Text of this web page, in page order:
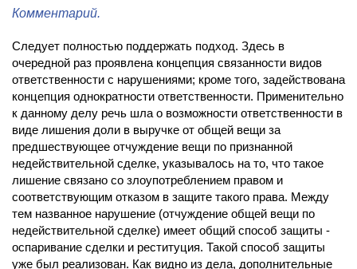
Комментарий.
Следует полностью поддержать подход. Здесь в
очередной раз проявлена концепция связанности видов
ответственности с нарушениями; кроме того, задействована
концепция однократности ответственности. Применительно
к данному делу речь шла о возможности ответственности в
виде лишения доли в выручке от общей вещи за
предшествующее отчуждение вещи по признанной
недействительной сделке, указывалось на то, что такое
лишение связано со злоупотреблением правом и
соответствующим отказом в защите такого права. Между
тем названное нарушение (отчуждение общей вещи по
недействительной сделке) имеет общий способ защиты -
оспаривание сделки и реституция. Такой способ защиты
уже был реализован. Как видно из дела, дополнительные